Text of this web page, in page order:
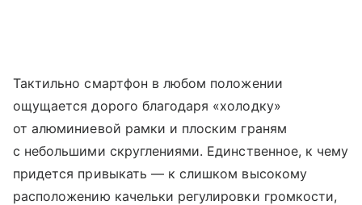
Тактильно смартфон в любом положении
ощущается дорого благодаря «холодку»
от алюминиевой рамки и плоским граням
с небольшими скруглениями. Единственное, к чему
придется привыкать — к слишком высокому
расположению качельки регулировки громкости,